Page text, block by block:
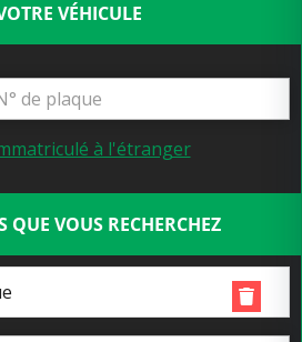
VÉHICULE
à l'étranger
QUE VOUS RECHERCHEZ